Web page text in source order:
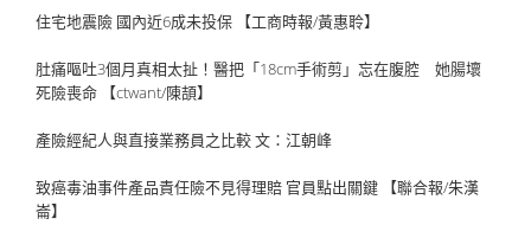
住宅地震險 國內近6成未投保 【工商時報/黃惠聆】
肚痛嘔吐3個月真相太扯！醫把「18cm手術剪」忘在腹腔 她腸壞
死險喪命 【ctwant/陳頡】
產險經紀人與直接業務員之比較 文：江朝峰
致癌毒油事件產品責任險不見得理賠 官員點出關鍵 【聯合報/朱漢
崙】